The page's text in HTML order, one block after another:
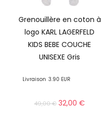
Grenouillère en coton à
logo KARL LAGERFELD
KIDS BEBE COUCHE
UNISEXE Gris
Livraison 3.90 EUR
49,00€ 32,00€